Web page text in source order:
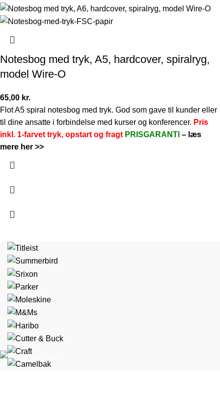
Notesbog med tryk, A5, hardcover, spiralryg,
model Wire-O
65,00 kr.
Flot A5 spiral notesbog med tryk. God som gave til kunder eller
til dine ansatte i forbindelse med kurser og konferencer. Pris
inkl. 1-farvet tryk, opstart og fragt PRISGARANTI – læs
mere her >>